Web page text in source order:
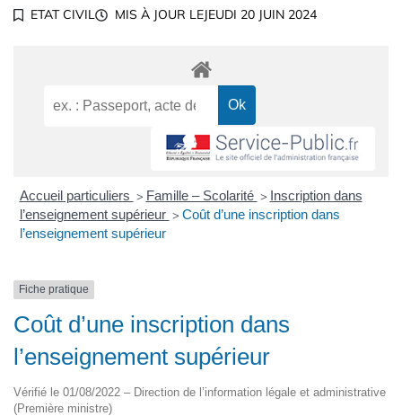
ETAT CIVIL MIS À JOUR LEJEUDI 20 JUIN 2024
Accueil particuliers > Famille – Scolarité > Inscription dans
l’enseignement supérieur > Coût d’une inscription dans
l’enseignement supérieur
Fiche pratique
Coût d’une inscription dans
l’enseignement supérieur
Vérifié le 01/08/2022 – Direction de l’information légale et administrative
(Première ministre)